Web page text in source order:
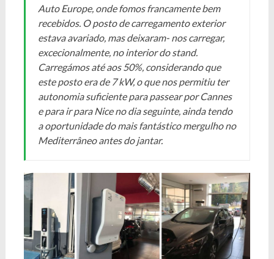
Auto Europe, onde fomos francamente bem
recebidos. O posto de carregamento exterior
estava avariado, mas deixaram- nos carregar,
excecionalmente, no interior do stand.
Carregámos até aos 50%, considerando que
este posto era de 7 kW, o que nos permitiu ter
autonomia suficiente para passear por Cannes
e para ir para Nice no dia seguinte, ainda tendo
a oportunidade do mais fantástico mergulho no
Mediterrâneo antes do jantar.